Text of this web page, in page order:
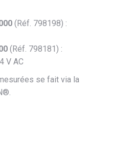
(Réf. 798198) :
(Réf. 798181) :
V AC
se fait via la